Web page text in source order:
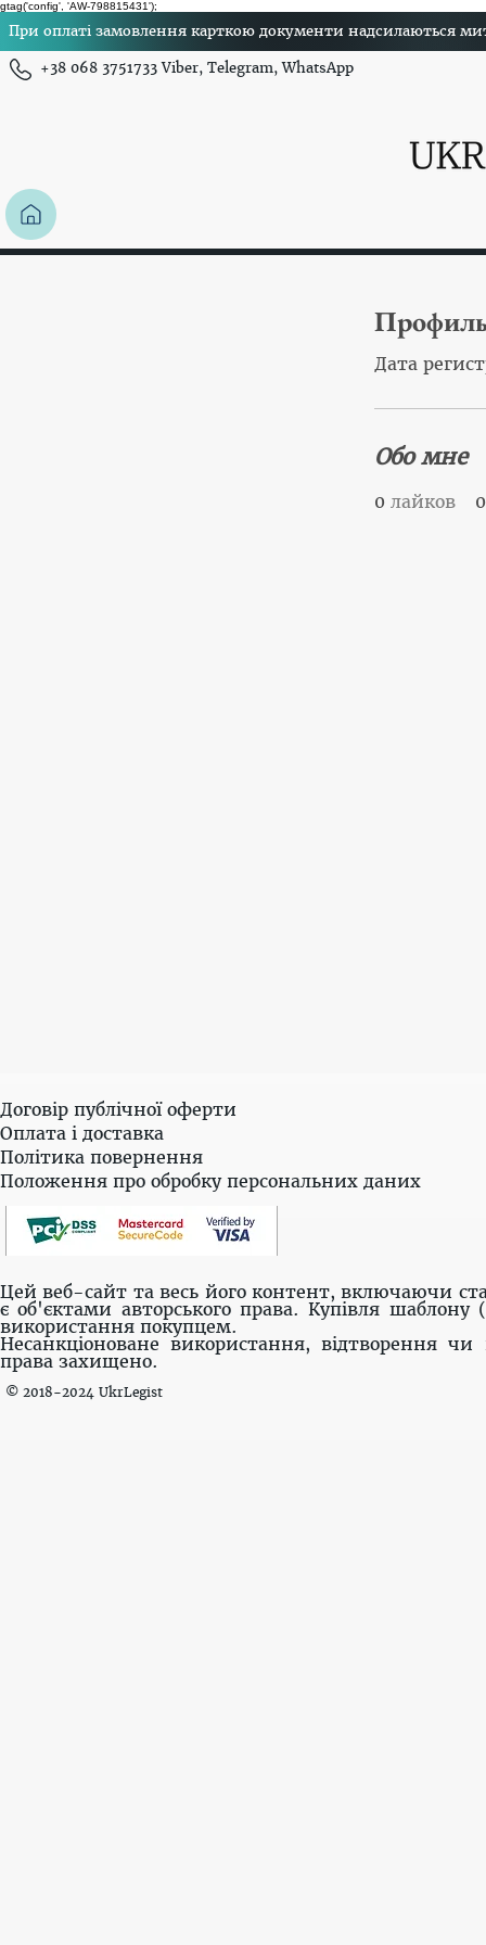
gtag('config', 'AW-798815431');
При оплаті замовлення карткою документи надсилаються
+38 068 3751733 Viber, Telegram, WhatsApp
Дата
Обо мне
0 лайков 0
Договір публічної оферти
Оплата і доставка
Політика повернення
Положення про обробку персональних даних
Цей веб-сайт та весь його контент, включаючи
є об'єктами авторського права. Купівля шаблону
використання покупцем.
Несанкціоноване використання, відтворення
права захищено.
© 2018-2024 UkrLegist